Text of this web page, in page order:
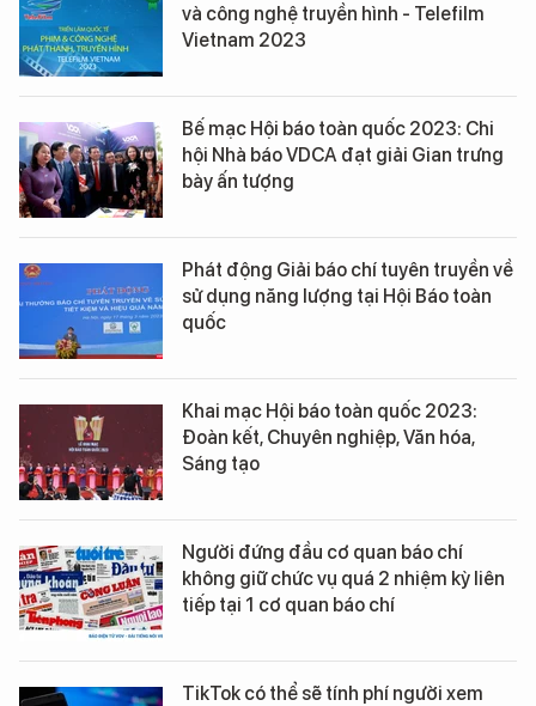
và công nghệ truyền hình - Telefilm
Vietnam 2023
Bế mạc Hội báo toàn quốc 2023: Chi
hội Nhà báo VDCA đạt giải Gian trưng
bày ấn tượng
Phát động Giải báo chí tuyên truyền về
sử dụng năng lượng tại Hội Báo toàn
quốc
Khai mạc Hội báo toàn quốc 2023:
Đoàn kết, Chuyên nghiệp, Văn hóa,
Sáng tạo
Người đứng đầu cơ quan báo chí
không giữ chức vụ quá 2 nhiệm kỳ liên
tiếp tại 1 cơ quan báo chí
TikTok có thể sẽ tính phí người xem